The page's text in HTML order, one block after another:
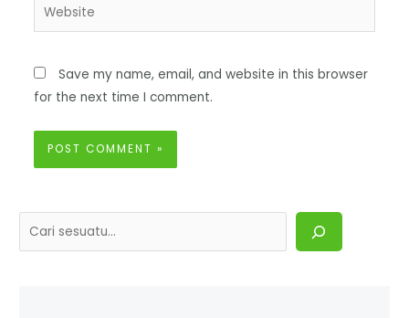
Save my name, email, and website in this browser
for the next time I comment.